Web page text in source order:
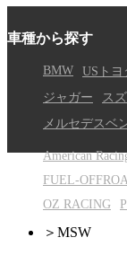
車種から探す
BMW USトヨ
ジャガー
ス
メルセデスベ
American
FUEL-
OZ RACING
＞ MSW